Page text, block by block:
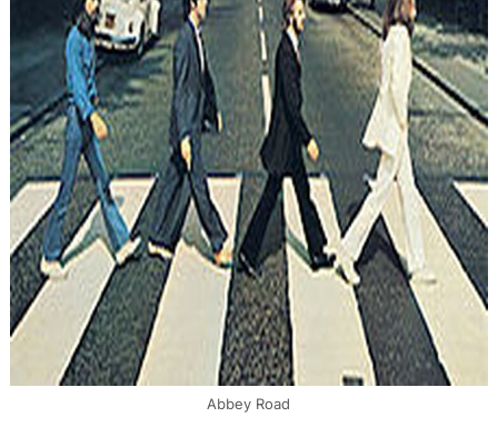
Abbey Road